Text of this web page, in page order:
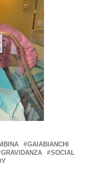
GAIABIANCHI
GRAVIDANZA
SOCIAL